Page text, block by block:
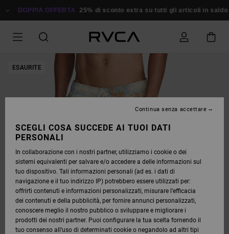
ALLE DOPPIA OFFERTA 25% di sconto extra su tutti gli articoli in saldo
ESAURITE
SCEGLI COSA SUCCEDE AI TUOI DATI
PERSONALI
In collaborazione con i nostri partner, utilizziamo i cookie o dei
sistemi equivalenti per salvare e/o accedere a delle informazioni sul
tuo dispositivo. Tali informazioni personali (ad es. i dati di
navigazione e il tuo indirizzo IP) potrebbero essere utilizzati per:
offrirti contenuti e informazioni personalizzati, misurare l’efficacia
dei contenuti e della pubblicità, per fornire annunci personalizzati,
conoscere meglio il nostro pubblico o sviluppare e migliorare i
prodotti dei nostri partner. Puoi configurare la tua scelta fornendo il
tuo consenso all’uso di determinati cookie o negandolo ad altri tipi
Continua senza accettare